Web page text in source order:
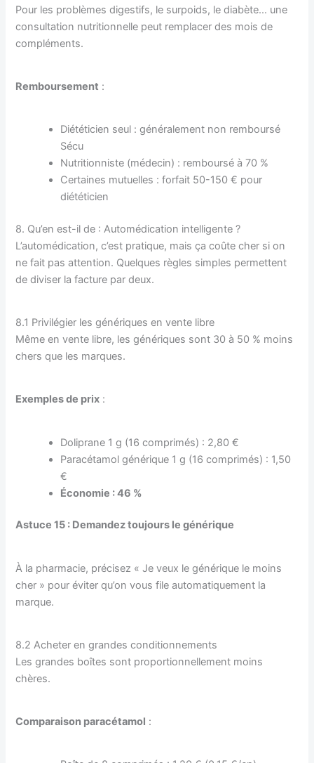
Pour les problèmes digestifs, le surpoids, le diabète… une
consultation nutritionnelle peut remplacer des mois de
compléments.
Remboursement :
Diététicien seul : généralement non remboursé
Sécu
Nutritionniste (médecin) : remboursé à 70 %
Certaines mutuelles : forfait 50-150 € pour
diététicien
8. Qu’en est-il de : Automédication intelligente ?
L’automédication, c’est pratique, mais ça coûte cher si on
ne fait pas attention. Quelques règles simples permettent
de diviser la facture par deux.
8.1 Privilégier les génériques en vente libre
Même en vente libre, les génériques sont 30 à 50 % moins
chers que les marques.
Exemples de prix :
Doliprane 1 g (16 comprimés) : 2,80 €
Paracétamol générique 1 g (16 comprimés) : 1,50
€
Économie : 46 %
Astuce 15 : Demandez toujours le générique
À la pharmacie, précisez « Je veux le générique le moins
cher » pour éviter qu’on vous file automatiquement la
marque.
8.2 Acheter en grandes conditionnements
Les grandes boîtes sont proportionnellement moins
chères.
Comparaison paracétamol :